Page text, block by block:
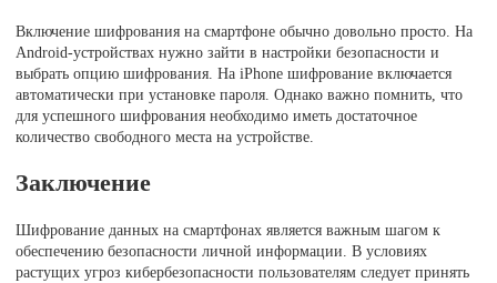
Включение шифрования на смартфоне обычно довольно просто. На
Android-устройствах нужно зайти в настройки безопасности и
выбрать опцию шифрования. На iPhone шифрование включается
автоматически при установке пароля. Однако важно помнить, что
для успешного шифрования необходимо иметь достаточное
количество свободного места на устройстве.
Заключение
Шифрование данных на смартфонах является важным шагом к
обеспечению безопасности личной информации. В условиях
растущих угроз кибербезопасности пользователям следует принять